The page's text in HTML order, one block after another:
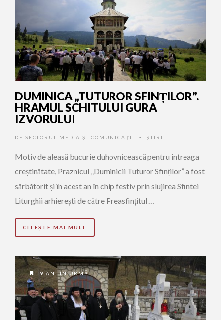
DUMINICA „TUTUROR SFINȚILOR”.
HRAMUL SCHITULUI GURA
IZVORULUI
DE SECTORUL MEDIA ȘI COMUNICAȚII • ŞTIRI
Motiv de aleasă bucurie duhovnicească pentru întreaga
creștinătate, Praznicul „Duminicii Tuturor Sfinților” a fost
sărbătorit și în acest an în chip festiv prin slujirea Sfintei
Liturghii arhierești de către Preasfințitul …
CITEȘTE MAI MULT
9 ANI ÎN URMĂ